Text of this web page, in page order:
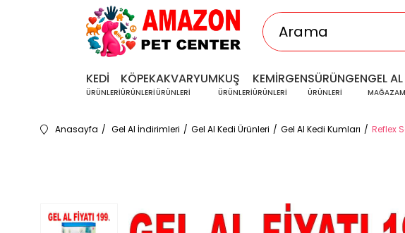
KEDİ
ÜRÜNLERİ
KÖPEK
ÜRÜNLERİ
AKVARYUM
ÜRÜNLERİ
KUŞ
ÜRÜNLERİ
KEMİRGEN
ÜRÜNLERİ
SÜRÜNGEN
ÜRÜNLERİ
GEL
Anasayfa Gel Al İndirimleri Gel Al Kedi Ürünleri Gel Al Kedi Kumları Reflex